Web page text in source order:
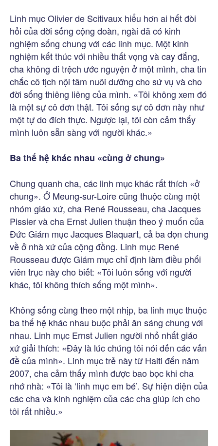
Linh mục Olivier de Scitivaux hiểu hơn ai hết đòi
hỏi của đời sống cộng đoàn, ngài đã có kinh
nghiệm sống chung với các linh mục. Một kinh
nghiệm kết thúc với nhiều thất vọng và cay đắng,
cha không đi trệch ước nguyện ở một mình, cha tin
chắc cô tịch nội tâm nuôi dưỡng cho sứ vụ và cho
đời sống thiêng liêng của mình. «Tôi không xem đó
là một sự cô đơn thật. Tôi sống sự cô đơn này như
một tự do đích thực. Ngược lại, tôi còn cảm thấy
mình luôn sẵn sàng với người khác.»
Ba thế hệ khác nhau «cùng ở chung»
Chung quanh cha, các linh mục khác rất thích «ở
chung». Ở Meung-sur-Loire cũng thuộc cùng một
nhóm giáo xứ, cha René Rousseau, cha Jacques
Pissier và cha Ernst Julien thuận theo ý muốn của
Đức Giám mục Jacques Blaquart, cả ba dọn chung
về ở nhà xứ của cộng đồng. Linh mục René
Rousseau được Giám mục chỉ định làm điều phối
viên trục này cho biết: «Tôi luôn sống với người
khác, tôi không thích sống một mình».
Không sống cùng theo một nhịp, ba linh mục thuộc
ba thế hệ khác nhau buộc phải ăn sáng chung với
nhau. Linh mục Ernst Julien người nhỏ nhất giáo
xứ giải thích: «Đây là lúc chúng tôi nói đến các vấn
đề của mình». Linh mục trẻ này từ Haiti đến năm
2007, cha cảm thấy mình được bao bọc khi cha
nhớ nhà: «Tôi là ‘linh mục em bé’. Sự hiện diện của
các cha và kinh nghiệm của các cha giúp ích cho
tôi rất nhiều.»